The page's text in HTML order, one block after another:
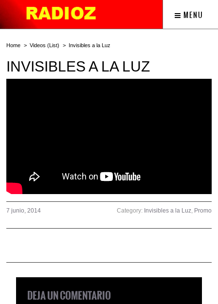
MENU
Home Videos (List) Invisibles a la Luz
INVISIBLES A LA LUZ
7 junio, 2014 Category: Invisibles a la Luz, Promo
DEJA UN COMENTARIO